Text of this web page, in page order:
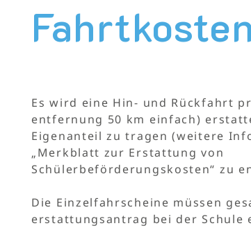
Es wird eine Hin- und Rückfahrt
entfernung 50 km einfach)
Eigenanteil zu tragen (weitere
„Merkblatt zur Erstattung von
Schülerbeförderungskosten“ zu
Die Einzelfahrscheine müssen
erstattungsantrag bei der Schule